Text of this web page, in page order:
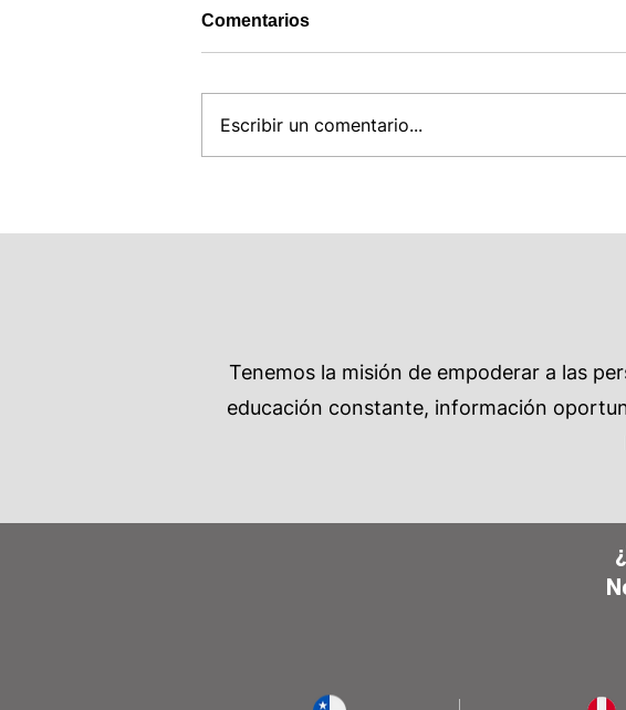
Comentarios
Escribir un comentario...
Tenemos la misión de empoderar a las
educación constante, información